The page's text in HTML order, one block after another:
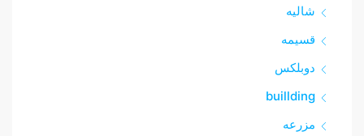
شاليه
قسيمه
دوبلكس
buillding
مزرعه